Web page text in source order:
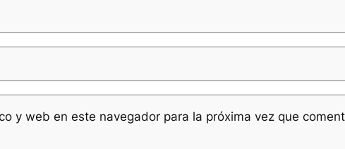
y web en este navegador para la próxima vez que